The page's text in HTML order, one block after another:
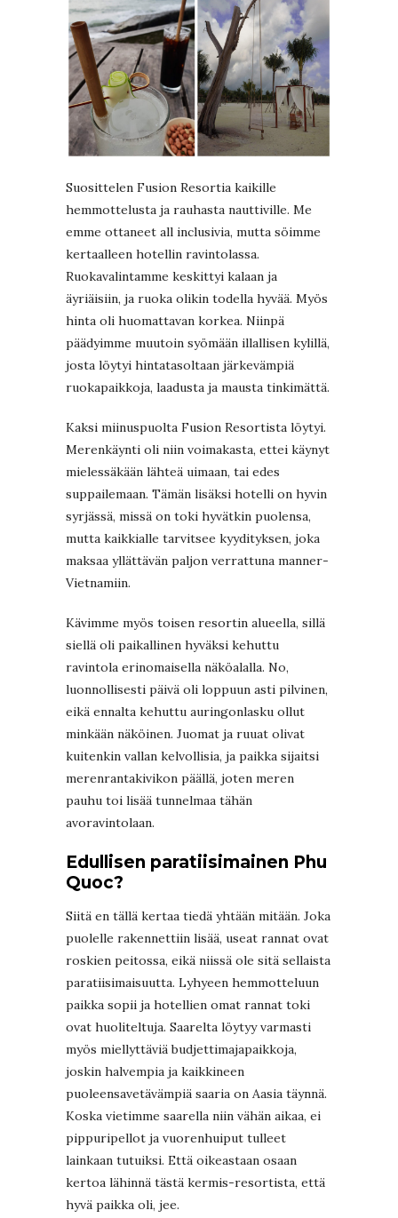
Suosittelen Fusion Resortia kaikille
hemmottelusta ja rauhasta nauttiville. Me
emme ottaneet all inclusivia, mutta söimme
kertaalleen hotellin ravintolassa.
Ruokavalintamme keskittyi kalaan ja
äyriäisiin, ja ruoka olikin todella hyvää. Myös
hinta oli huomattavan korkea. Niinpä
päädyimme muutoin syömään illallisen kylillä,
josta löytyi hintatasoltaan järkevämpiä
ruokapaikkoja, laadusta ja mausta tinkimättä.
Kaksi miinuspuolta Fusion Resortista löytyi.
Merenkäynti oli niin voimakasta, ettei käynyt
mielessäkään lähteä uimaan, tai edes
suppailemaan. Tämän lisäksi hotelli on hyvin
syrjässä, missä on toki hyvätkin puolensa,
mutta kaikkialle tarvitsee kyydityksen, joka
maksaa yllättävän paljon verrattuna manner-
Vietnamiin.
Kävimme myös toisen resortin alueella, sillä
siellä oli paikallinen hyväksi kehuttu
ravintola erinomaisella näköalalla. No,
luonnollisesti päivä oli loppuun asti pilvinen,
eikä ennalta kehuttu auringonlasku ollut
minkään näköinen. Juomat ja ruuat olivat
kuitenkin vallan kelvollisia, ja paikka sijaitsi
merenrantakivikon päällä, joten meren
pauhu toi lisää tunnelmaa tähän
avoravintolaan.
Edullisen paratiisimainen Phu
Quoc?
Siitä en tällä kertaa tiedä yhtään mitään. Joka
puolelle rakennettiin lisää, useat rannat ovat
roskien peitossa, eikä niissä ole sitä sellaista
paratiisimaisuutta. Lyhyeen hemmotteluun
paikka sopii ja hotellien omat rannat toki
ovat huoliteltuja. Saarelta löytyy varmasti
myös miellyttäviä budjettimajapaikkoja,
joskin halvempia ja kaikkineen
puoleensavetävämpiä saaria on Aasia täynnä.
Koska vietimme saarella niin vähän aikaa, ei
pippuripellot ja vuorenhuiput tulleet
lainkaan tutuiksi. Että oikeastaan osaan
kertoa lähinnä tästä kermis-resortista, että
hyvä paikka oli, jee.